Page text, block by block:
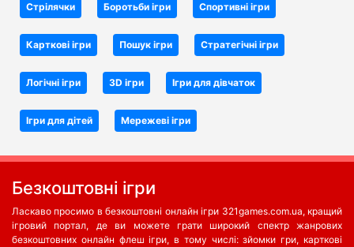
Стрілячки Боротьби iгри Спортивні ігри
Карткові ігри Пошук ігри Стратегічні ігри
Логічні ігри 3D ігри Ігри для дівчаток
Ігри для дітей Мережеві ігри
Безкоштовні ігри
Ласкаво просимо в безкоштовні онлайн ігри 321games.com.ua, кращий
ігровий портал, де ви можете грати широкий спектр жанрових
безкоштовних онлайн флеш ігри, в тому числі: зйомки гри, карткові